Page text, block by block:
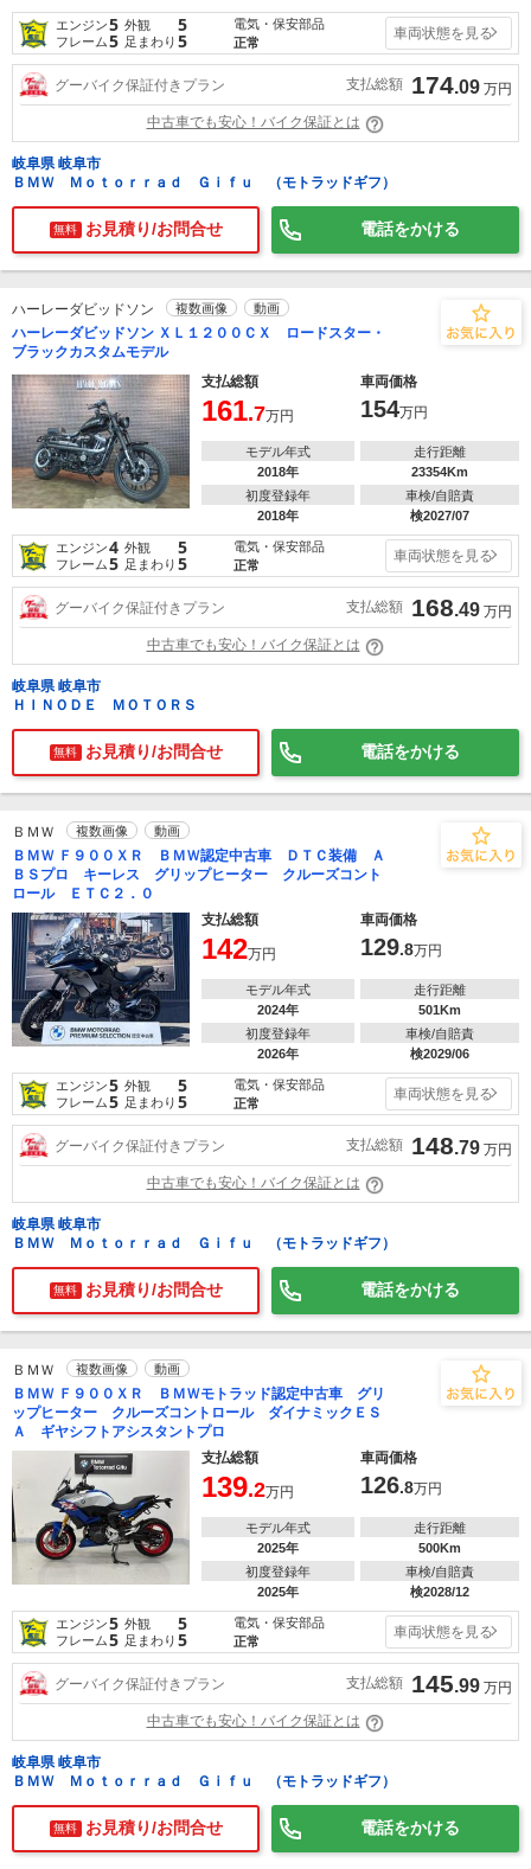
エンジン5 外観 5
フレーム5 足まわり 5
電気・保安部品
正常
車両状態を見る
グーバイク保証付きプラン 支払総額 174.09 万円
中古車でも安心！バイク保証とは
岐阜県 岐阜市
ＢＭＷ Ｍｏｔｏｒｒａｄ Ｇｉｆｕ （モトラッドギフ）
無料 お見積り/お問合せ 電話をかける
ハーレーダビッドソン 複数画像 動画
ハーレーダビッドソン ＸＬ１２００ＣＸ ロードスター・
ブラックカスタムモデル
支払総額
車両価格
161.7万円 154万円
モデル年式
2018年
走行距離
23354Km
初度登録年
2018年
車検/自賠責
検2027/07
エンジン4 外観 5
フレーム5 足まわり 5
電気・保安部品
正常
車両状態を見る
グーバイク保証付きプラン 支払総額 168.49 万円
中古車でも安心！バイク保証とは
岐阜県 岐阜市
ＨＩＮＯＤＥ ＭＯＴＯＲＳ
無料 お見積り/お問合せ 電話をかける
ＢＭＷ 複数画像 動画
ＢＭＷ Ｆ９００ＸＲ ＢＭＷ認定中古車 ＤＴＣ装備 Ａ
ＢＳプロ キーレス グリップヒーター クルーズコント
ロール ＥＴＣ２．０
支払総額
車両価格
142万円 129.8万円
モデル年式
2024年
走行距離
501Km
初度登録年
2026年
車検/自賠責
検2029/06
エンジン5 外観 5
フレーム5 足まわり 5
電気・保安部品
正常
車両状態を見る
グーバイク保証付きプラン 支払総額 148.79 万円
中古車でも安心！バイク保証とは
岐阜県 岐阜市
ＢＭＷ Ｍｏｔｏｒｒａｄ Ｇｉｆｕ （モトラッドギフ）
無料 お見積り/お問合せ 電話をかける
ＢＭＷ 複数画像 動画
ＢＭＷ Ｆ９００ＸＲ ＢＭＷモトラッド認定中古車 グリ
ップヒーター クルーズコントロール ダイナミックＥＳ
Ａ ギヤシフトアシスタントプロ
支払総額
車両価格
139.2万円 126.8万円
モデル年式
2025年
走行距離
500Km
初度登録年
2025年
車検/自賠責
検2028/12
エンジン5 外観 5
フレーム5 足まわり 5
電気・保安部品
正常
車両状態を見る
グーバイク保証付きプラン 支払総額 145.99 万円
中古車でも安心！バイク保証とは
岐阜県 岐阜市
ＢＭＷ Ｍｏｔｏｒｒａｄ Ｇｉｆｕ （モトラッドギフ）
無料 お見積り/お問合せ 電話をかける